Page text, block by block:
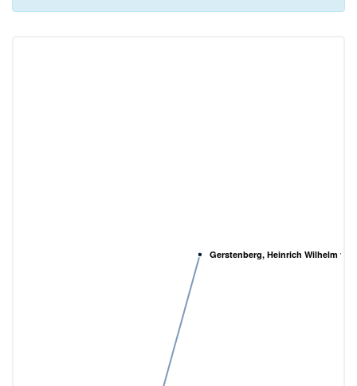
Gerstenberg, Heinrich Wilhelm von